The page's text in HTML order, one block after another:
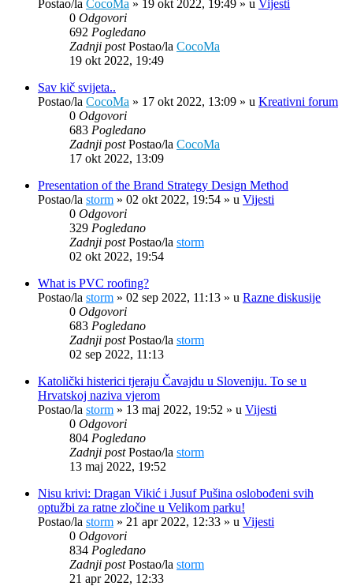
Postao/la CocoMa » 19 okt 2022, 19:49 » u Vijesti
0 Odgovori
692 Pogledano
Zadnji postPostao/la CocoMa
19 okt 2022, 19:49
Sav kič svijeta..
Postao/la CocoMa » 17 okt 2022, 13:09 » u Kreativni forum
0 Odgovori
683 Pogledano
Zadnji postPostao/la CocoMa
17 okt 2022, 13:09
Presentation of the Brand Strategy Design Method
Postao/la storm » 02 okt 2022, 19:54 » u Vijesti
0 Odgovori
329 Pogledano
Zadnji postPostao/la storm
02 okt 2022, 19:54
What is PVC roofing?
Postao/la storm » 02 sep 2022, 11:13 » u Razne diskusije
0 Odgovori
683 Pogledano
Zadnji postPostao/la storm
02 sep 2022, 11:13
Katolički histerici tjeraju Čavajdu u Sloveniju. To se u
Hrvatskoj naziva vjerom
Postao/la storm » 13 maj 2022, 19:52 » u Vijesti
0 Odgovori
804 Pogledano
Zadnji postPostao/la storm
13 maj 2022, 19:52
Nisu krivi: Dragan Vikić i Jusuf Pušina oslobođeni svih
optužbi za ratne zločine u Velikom parku!
Postao/la storm » 21 apr 2022, 12:33 » u Vijesti
0 Odgovori
834 Pogledano
Zadnji postPostao/la storm
21 apr 2022, 12:33